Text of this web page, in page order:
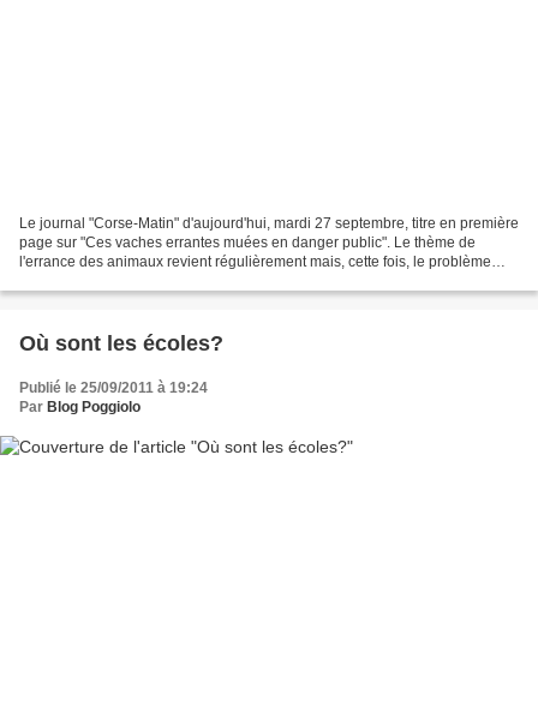
Le journal "Corse-Matin" d'aujourd'hui, mardi 27 septembre, titre en première
page sur "Ces vaches errantes muées en danger public". Le thème de
l'errance des animaux revient régulièrement mais, cette fois, le problème
Où sont les écoles?
Publié le 25/09/2011 à 19:24
Par Blog Poggiolo